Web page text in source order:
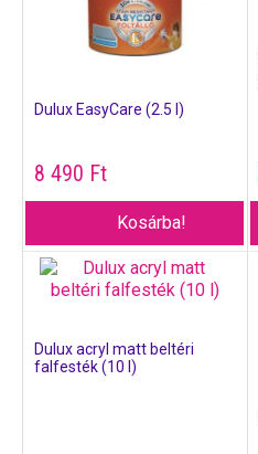
Dulux EasyCare (2.5 l)
8 490 Ft
Kosárba!
Dulux acryl matt beltéri
falfesték (10 l)